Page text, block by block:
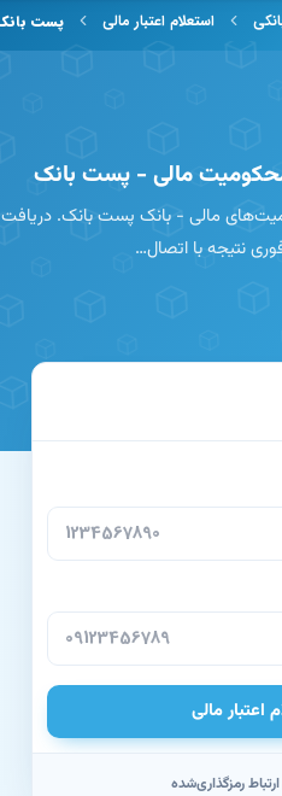
استعلام اعتبار مالی پست بانک
مالی - پست بانک
مالی - بانک پست بانک. دریافت
نتیجه با اتصال…
مالی
رمزگذاری‌شده